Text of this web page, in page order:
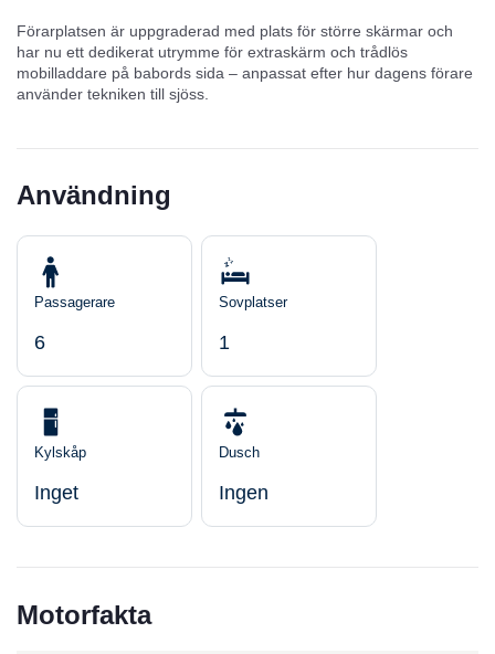
Förarplatsen är uppgraderad med plats för större skärmar och
har nu ett dedikerat utrymme för extraskärm och trådlös
mobilladdare på babords sida – anpassat efter hur dagens förare
använder tekniken till sjöss.
Användning
Passagerare
6
Sovplatser
1
Kylskåp
Inget
Dusch
Ingen
Motorfakta